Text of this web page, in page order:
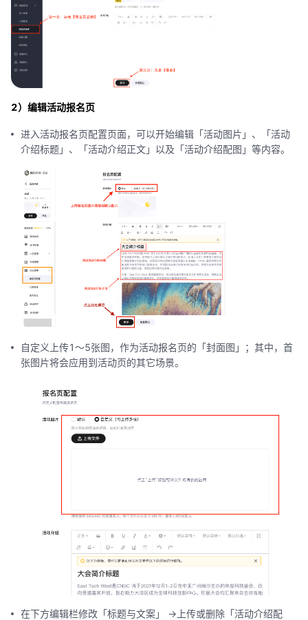
2）编辑活动报名页
进入活动报名页配置页面，可以开始编辑「活动图片」、「活动
介绍标题」、「活动介绍正文」以及「活动介绍配图」等内容。
自定义上传1～5张图，作为活动报名页的「封面图」；其中，首
张图片将会应用到活动页的其它场景。
在下方编辑栏修改「标题与文案」 ->上传或删除「活动介绍配